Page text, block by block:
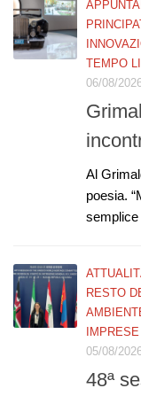
TEMPO
06/08/
Al
poesia.
semplice
RESTO
IMPRESE
05/08/
48ª